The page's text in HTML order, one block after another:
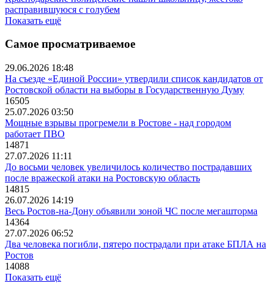
расправившуюся с голубем
Показать ещё
Самое просматриваемое
29.06.2026 18:48
На съезде «Единой России» утвердили список кандидатов от
Ростовской области на выборы в Государственную Думу
16505
25.07.2026 03:50
Мощные взрывы прогремели в Ростове - над городом
работает ПВО
14871
27.07.2026 11:11
До восьми человек увеличилось количество пострадавших
после вражеской атаки на Ростовскую область
14815
26.07.2026 14:19
Весь Ростов-на-Дону объявили зоной ЧС после мегашторма
14364
27.07.2026 06:52
Два человека погибли, пятеро пострадали при атаке БПЛА на
Ростов
14088
Показать ещё